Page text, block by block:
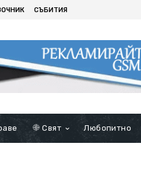
СЪБИТИЯ
Свят Любопитно